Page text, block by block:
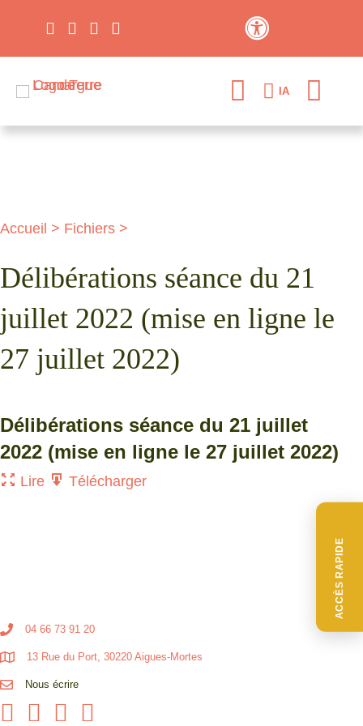
ACCÈS RAPIDE
IA
Accueil > Fichiers >
Délibérations séance du 21
juillet 2022 (mise en ligne le
27 juillet 2022)
Délibérations séance du 21 juillet
2022 (mise en ligne le 27 juillet 2022)
Lire Télécharger
04 66 73 91 20
13 Rue du Port, 30220 Aigues-Mortes
Nous écrire